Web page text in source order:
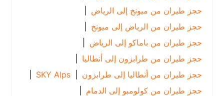
حجز طيران من ميونخ إلى الرياض
|
حجز طيران من الرياض إلى ميونخ |
حجز طيران من باماكو إلى الرياض
|
حجز طيران من طرابزون إلى أنطاليا |
حجز طيران من أنطاليا إلى طرابزون |
SKY Alps
|
حجز طيران من كولومبو إلى الدمام
|